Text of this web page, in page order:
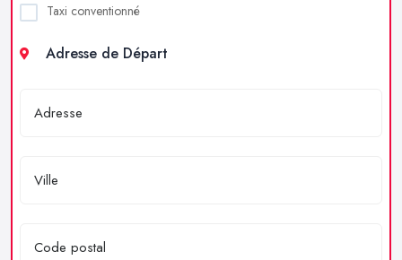
Taxi conventionné
Adresse de Départ